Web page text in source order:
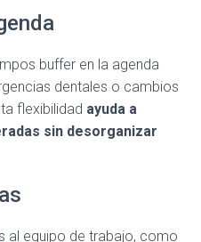
buffer en la agenda
dentales o cambios
flexibilidad ayuda a
sin desorganizar
al equipo de trabajo, como